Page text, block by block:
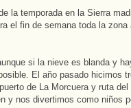
la temporada en la Sierra
el fin de semana toda la
si la nieve es blanda y
El año pasado hicimos
de La Morcuera y ruta
y nos divertimos como niños